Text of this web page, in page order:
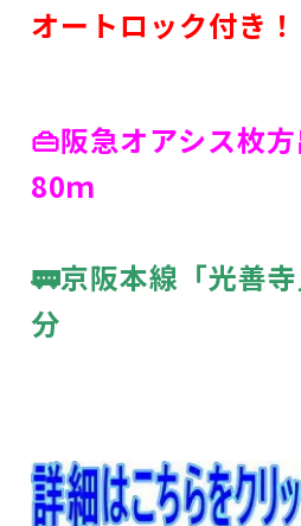
オートロック付き！
👜阪急オアシス枚
80ｍ
🚃京阪本線「光善
分